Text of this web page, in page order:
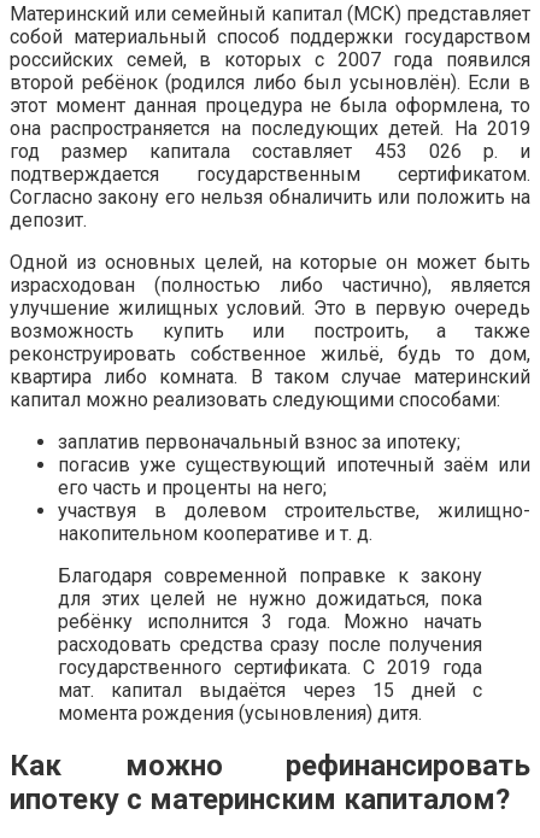
Материнский или семейный капитал (МСК) представляет
собой материальный способ поддержки государством
российских семей, в которых с 2007 года появился
второй ребёнок (родился либо был усыновлён). Если в
этот момент данная процедура не была оформлена, то
она распространяется на последующих детей. На 2019
год размер капитала составляет 453 026 р. и
подтверждается государственным сертификатом.
Согласно закону его нельзя обналичить или положить на
депозит.
Одной из основных целей, на которые он может быть
израсходован (полностью либо частично), является
улучшение жилищных условий. Это в первую очередь
возможность купить или построить, а также
реконструировать собственное жильё, будь то дом,
квартира либо комната. В таком случае материнский
капитал можно реализовать следующими способами:
заплатив первоначальный взнос за ипотеку;
погасив уже существующий ипотечный заём или
его часть и проценты на него;
участвуя в долевом строительстве, жилищно-
накопительном кооперативе и т. д.
Благодаря современной поправке к закону
для этих целей не нужно дожидаться, пока
ребёнку исполнится 3 года. Можно начать
расходовать средства сразу после получения
государственного сертификата. С 2019 года
мат. капитал выдаётся через 15 дней с
момента рождения (усыновления) дитя.
Как можно рефинансировать
ипотеку с материнским капиталом?